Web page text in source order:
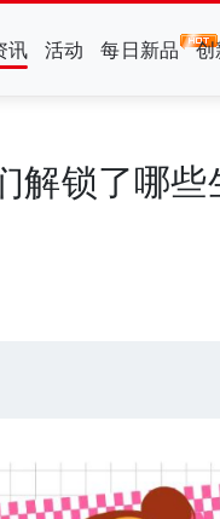
讯 活动 每日新品
解锁了哪些